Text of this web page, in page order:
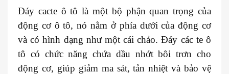
Đáy cacte ô tô là một bộ phận quan trọng của
động cơ ô tô, nó nằm ở phía dưới của động cơ
và có hình dạng như một cái chảo. Đáy các te ô
tô có chức năng chứa dầu nhớt bôi trơn cho
động cơ, giúp giảm ma sát, tản nhiệt và bảo vệ